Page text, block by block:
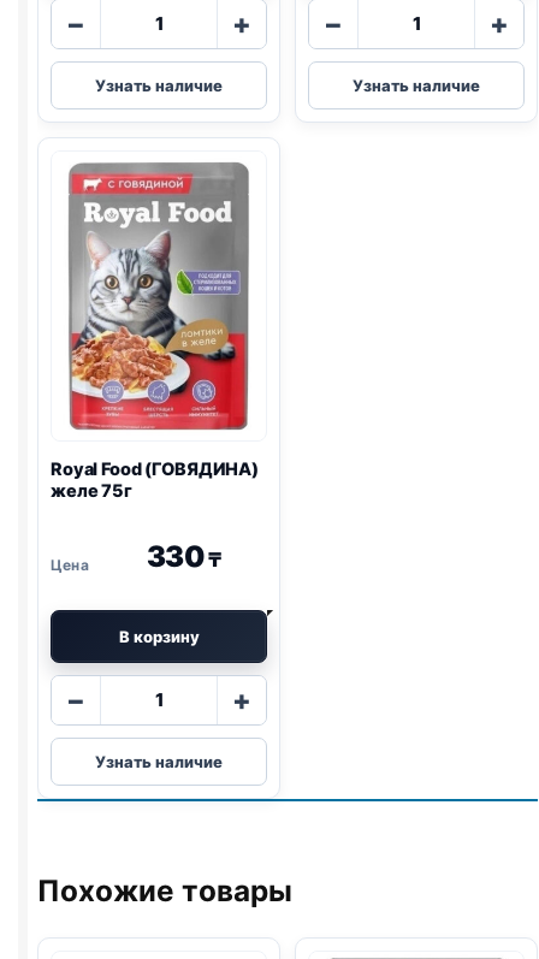
−
Количество
Royal
Food
(ГОВЯДИНА)
75г
+
Узнать наличие
−
Количество
Royal
Food
(ИНДЕЙКА)
+
Узнать наличие
Royal Food (ГОВЯДИНА)
желе 75г
330₸
В корзину
−
Количество
Royal
Food
(ГОВЯДИНА)
+
Узнать наличие
Похожие товары